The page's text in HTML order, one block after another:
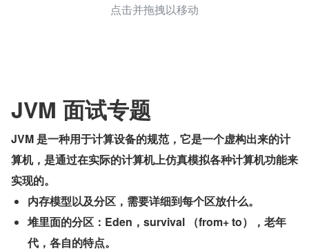
点击并拖拽以移动
JVM 面试专题
JVM 是一种用于计算设备的规范，它是一个虚构出来的计
算机，是通过在实际的计算机上仿真模拟各种计算机功能来
实现的。
内存模型以及分区，需要详细到每个区放什么。
堆里面的分区：Eden，survival （from+ to），老年
代，各自的特点。